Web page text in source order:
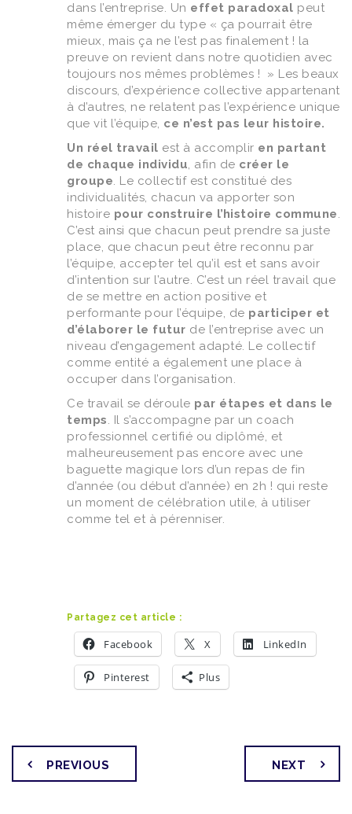
dans l’entreprise. Un effet paradoxal peut
même émerger du type « ça pourrait être
mieux, mais ça ne l’est pas finalement ! la
preuve on revient dans notre quotidien avec
toujours nos mêmes problèmes ! » Les beaux
discours, d’expérience collective appartenant
à d’autres, ne relatent pas l’expérience unique
que vit l’équipe, ce n’est pas leur histoire.
Un réel travail est à accomplir en partant
de chaque individu, afin de créer le
groupe. Le collectif est constitué des
individualités, chacun va apporter son
histoire pour construire l’histoire commune.
C’est ainsi que chacun peut prendre sa juste
place, que chacun peut être reconnu par
l’équipe, accepter tel qu’il est et sans avoir
d’intention sur l’autre. C’est un réel travail que
de se mettre en action positive et
performante pour l’équipe, de participer et
d’élaborer le futur de l’entreprise avec un
niveau d’engagement adapté. Le collectif
comme entité a également une place à
occuper dans l’organisation.
Ce travail se déroule par étapes et dans le
temps. Il s’accompagne par un coach
professionnel certifié ou diplômé, et
malheureusement pas encore avec une
baguette magique lors d’un repas de fin
d’année (ou début d’année) en 2h ! qui reste
un moment de célébration utile, à utiliser
comme tel et à pérenniser.
Partagez cet article :
Facebook X LinkedIn
Pinterest Plus
PREVIOUS NEXT